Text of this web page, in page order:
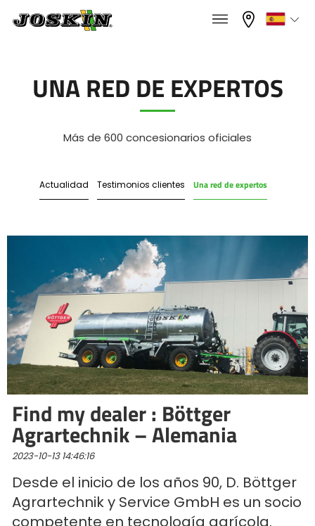
Menu
GAMA
ENCONTRAR & COMPRAR
MUNDO JOSKIN
FAN SHOP
PARTS BOOK
OFERTAS DE EMPLEO
×
×
Nederlands
Deutsch
Español
Polski
Descargar el folleto
Italiano
Dansk
UNA RED DE EXPERTOS
Más de 600 concesionarios oficiales
Actualidad Testimonios clientes Una red de expertos
Find my dealer : Böttger
Agrartechnik – Alemania
2023-10-13 14:46:16
Desde el inicio de los años 90, D. Böttger
Agrartechnik y Service GmbH es un socio
competente en tecnología agrícola.